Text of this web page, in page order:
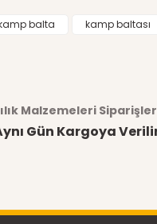
balta kamp baltası
Malzemeleri
Gün Kargoya